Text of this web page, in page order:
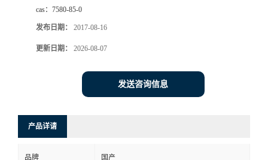
cas： 7580-85-0
发布日期： 2017-08-16
更新日期： 2026-08-07
发送咨询信息
产品详请
品牌 国产